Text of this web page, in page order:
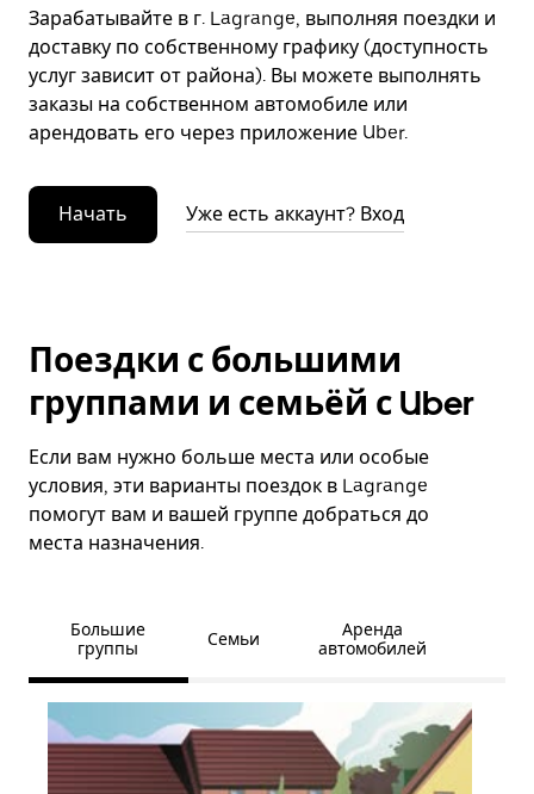
Зарабатывайте в г. Lagrange, выполняя поездки и
доставку по собственному графику (доступность
услуг зависит от района). Вы можете выполнять
заказы на собственном автомобиле или
арендовать его через приложение Uber.
Начать Уже есть аккаунт? Вход
Поездки с большими
группами и семьёй с Uber
Если вам нужно больше места или особые
условия, эти варианты поездок в Lagrange
помогут вам и вашей группе добраться до
места назначения.
Большие
группы
Семьи
Аренда
автомобилей